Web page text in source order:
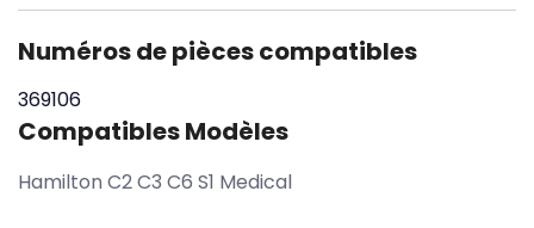
Numéros de pièces compatibles
369106
Compatibles Modèles
Hamilton C2 C3 C6 S1 Medical